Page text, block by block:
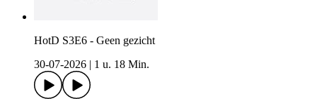
HotD S3E6 - Geen gezicht
30-07-2026
1 u. 18 Min.